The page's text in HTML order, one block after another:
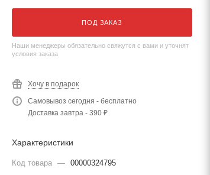
ПОД ЗАКАЗ
Наши менеджеры обязательно свяжутся с вами и уточнят
условия заказа
Хочу в подарок
Самовывоз сегодня - бесплатно
Доставка завтра - 390 ₽
Характеристики
Код товара — 00000324795